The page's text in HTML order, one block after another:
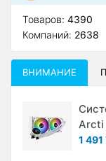
Товаров: 4390
Компаний: 2638
ВНИМАНИЕ
Arcti
1